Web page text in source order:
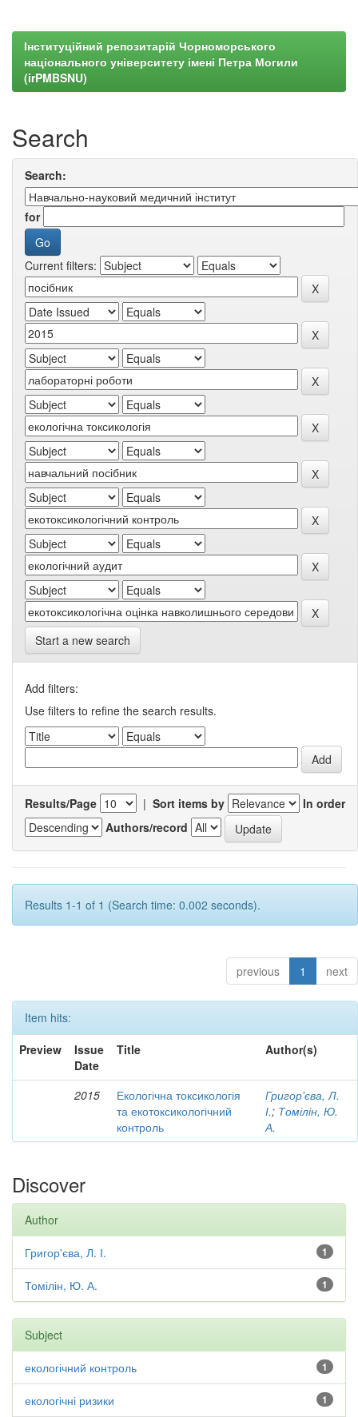
Інституційний репозитарій Чорноморського
національного університету імені Петра Могили
(irPMBSNU)
Search
Search:
for
Current filters:
Start a new search
Add filters:
Use filters to refine the search results.
Results/Page | Sort items by
In order
Authors/record
Results 1-1 of 1 (Search time: 0.002 seconds).
previous 1 next
Item hits:
Preview
Issue
Date
Title Author(s)
2015
Екологічна токсикологія
та екотоксикологічний
контроль
Григор'єва, Л.
І.; Томілін, Ю.
А.
Discover
Author
1
Григор'єва, Л. І.
1
Томілін, Ю. А.
Subject
1
екологічний контроль
1
екологічні ризики